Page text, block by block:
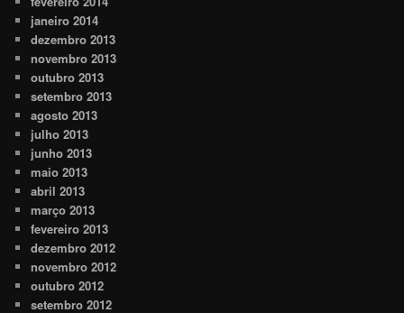
janeiro 2014
dezembro 2013
novembro 2013
outubro 2013
setembro 2013
agosto 2013
julho 2013
junho 2013
maio 2013
abril 2013
março 2013
fevereiro 2013
dezembro 2012
novembro 2012
outubro 2012
setembro 2012